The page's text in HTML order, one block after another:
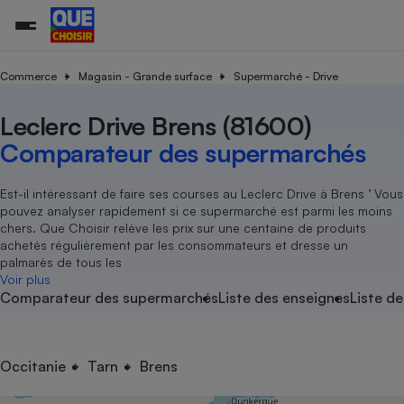
Commerce Magasin - Grande surface Supermarché - Drive
Leclerc Drive Brens (81600)
Comparateur des supermarchés
Est-il intéressant de faire ses courses au Leclerc Drive à Brens ’ Vous
pouvez analyser rapidement si ce supermarché est parmi les moins
chers. Que Choisir relève les prix sur une centaine de produits
achetés régulièrement par les consommateurs et dresse un
palmarès de tous les
Voir plus
Comparateur des supermarchésListe des enseignesListe
Occitanie Tarn Brens
Magasin - Grande surface
Méthode de vente -
Organismes de défense
Système judiciairegratuit
Déchet
Achat - Vente - Travaux
Location
Sport
électrique
Démarche administrative
Senior
Service marchand
Train
Transport aérien
Toutes les actualités
Enquêtes
Guides d'achat
Conseils
Brèves
Tous les services
Soumettre un litige
Lettres types
Rencontrer une association locale
Tous nos combats
Nos actions
Nos grandes victoires
Les billets de la présidente
Nos associations locales
Nous rejoindre
En savoir plus sur Que Choisir Ensemble
L’association
Nos missions
Notre méthodologie
Notre financement
Nos partenaires
Nous rejoindre